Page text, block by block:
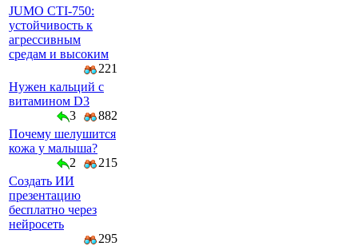
JUMO CTI-750:
устойчивость к
агрессивным
средам и высоким
221
Нужен кальций с
витамином D3
3
882
Почему шелушится
кожа у малыша?
2
215
Создать ИИ
презентацию
бесплатно через
нейросеть
295